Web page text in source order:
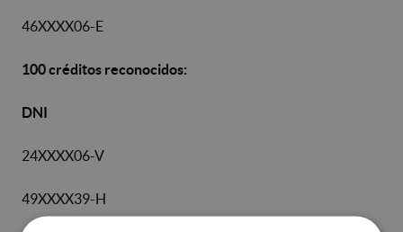
46XXXX06-E
100 créditos reconocidos:
DNI
24XXXX06-V
49XXXX39-H